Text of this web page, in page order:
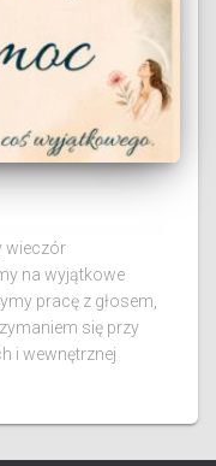
wieczór
na wyjątkowe
pracę z głosem,
się przy
i wewnętrznej